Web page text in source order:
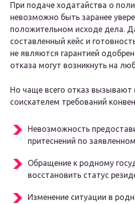
При подаче ходатайства о
невозможно быть заранее
положительном исходе дела.
составленный кейс и
не являются гарантией
отказа могут возникнуть на
Но чаще всего отказ вызывают
соискателем требований
Невозможность
притеснений по
Обращение к родному
восстановить статус
Изменение ситуации в